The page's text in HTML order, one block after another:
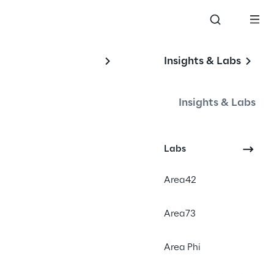
Insights & Labs
Insights & Labs
Labs
Area42
Area73
Area Phi